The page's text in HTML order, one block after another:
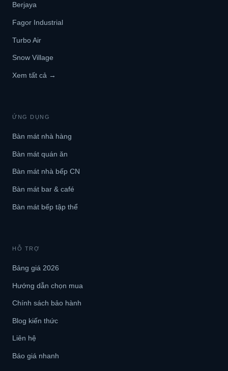
Berjaya
Fagor Industrial
Turbo Air
Snow Village
Xem tất cả →
ỨNG DỤNG
Bàn mát nhà hàng
Bàn mát quán ăn
Bàn mát nhà bếp CN
Bàn mát bar & café
Bàn mát bếp tập thể
HỖ TRỢ
Bảng giá 2026
Hướng dẫn chọn mua
Chính sách bảo hành
Blog kiến thức
Liên hệ
Báo giá nhanh